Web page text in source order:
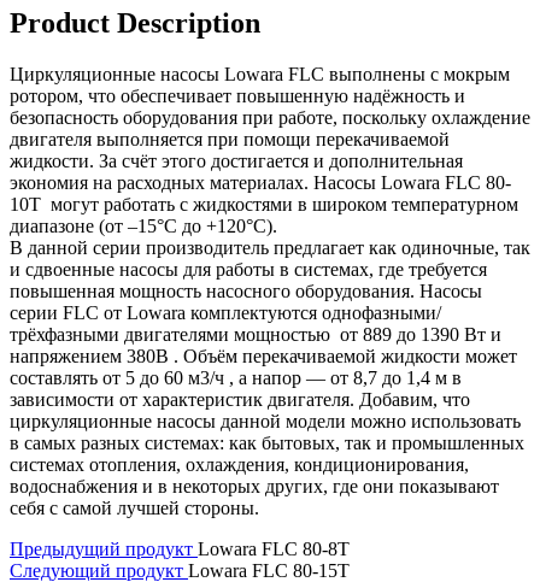
Product Description
Циркуляционные насосы Lowara FLC выполнены с мокрым
ротором, что обеспечивает повышенную надёжность и
безопасность оборудования при работе, поскольку охлаждение
двигателя выполняется при помощи перекачиваемой
жидкости. За счёт этого достигается и дополнительная
экономия на расходных материалах. Насосы Lowara FLC 80-
10T могут работать с жидкостями в широком температурном
диапазоне (от –15°C до +120°C).
В данной серии производитель предлагает как одиночные, так
и сдвоенные насосы для работы в системах, где требуется
повышенная мощность насосного оборудования. Насосы
серии FLC от Lowara комплектуются однофазными/
трёхфазными двигателями мощностью от 889 до 1390 Вт и
напряжением 380В . Объём перекачиваемой жидкости может
составлять от 5 до 60 м3/ч , а напор — от 8,7 до 1,4 м в
зависимости от характеристик двигателя. Добавим, что
циркуляционные насосы данной модели можно использовать
в самых разных системах: как бытовых, так и промышленных
системах отопления, охлаждения, кондиционирования,
водоснабжения и в некоторых других, где они показывают
себя с самой лучшей стороны.
Предыдущий продукт Lowara FLC 80-8T
Следующий продукт Lowara FLC 80-15T